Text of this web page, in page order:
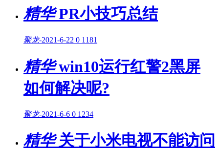
精华PR小技巧总结
聚龙-2021-6-22 0 1181
精华win10运行红警2黑屏
如何解决呢?
聚龙-2021-6-6 0 1234
精华关于小米电视不能访问